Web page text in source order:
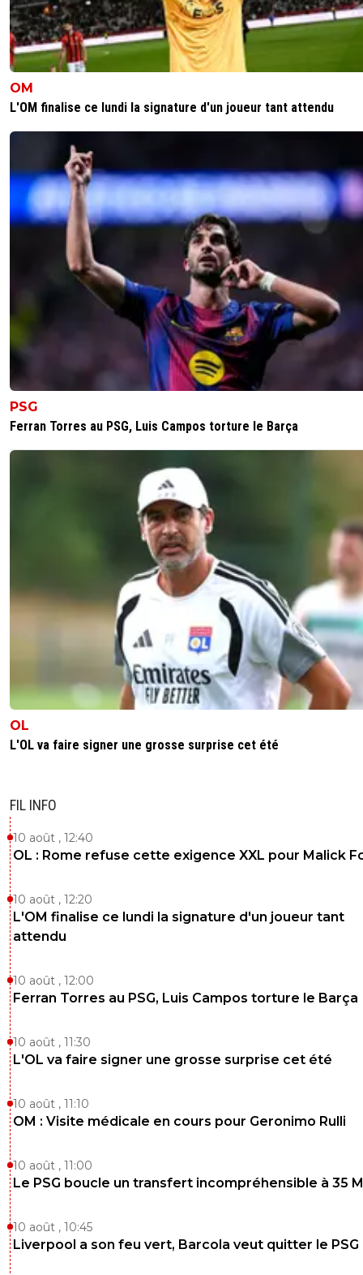
OM
L'OM finalise ce lundi la signature d'un joueur tant attendu
PSG
Ferran Torres au PSG, Luis Campos torture le Barça
OL
L'OL va faire signer une grosse surprise cet été
FIL INFO
10 août , 12:40
OL : Rome refuse cette exigence XXL pour Malick
10 août , 12:20
L'OM finalise ce lundi la signature d'un joueur tant
attendu
10 août , 12:00
Ferran Torres au PSG, Luis Campos torture le Barça
10 août , 11:30
L'OL va faire signer une grosse surprise cet été
10 août , 11:10
OM : Visite médicale en cours pour Geronimo Rulli
10 août , 11:00
Le PSG boucle un transfert incompréhensible à 35
10 août , 10:45
Liverpool a son feu vert, Barcola veut quitter le PSG